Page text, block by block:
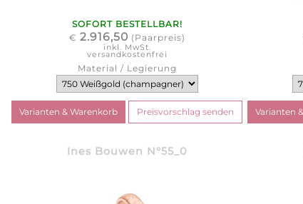
SOFORT BESTELLBAR!
€ 2.916,50 (Paarpreis)
inkl. MwSt.
versandkostenfrei
Material / Legierung
Ines Bouwen N°55_0